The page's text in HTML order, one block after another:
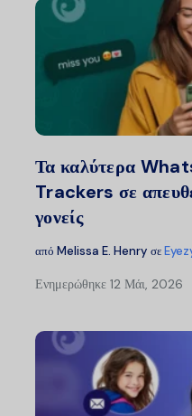
Τα καλύτερα
Trackers σε
γονείς
από Melissa E. Henry σε
Ενημερώθηκε 12 Μάι, 2026